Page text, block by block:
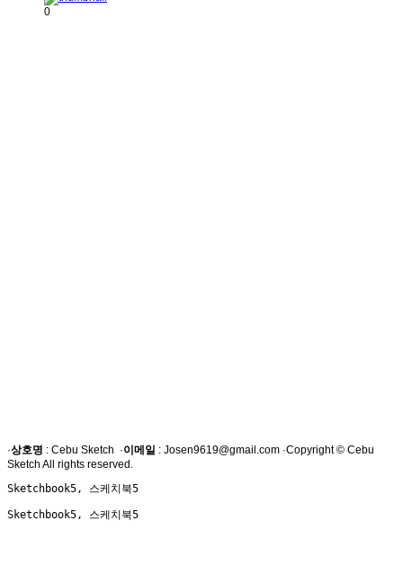
0
·상호명 : Cebu Sketch ·이메일 : Josen9619@gmail.com ·Copyright © Cebu
Sketch All rights reserved.
Sketchbook5, 스케치북5
Sketchbook5, 스케치북5